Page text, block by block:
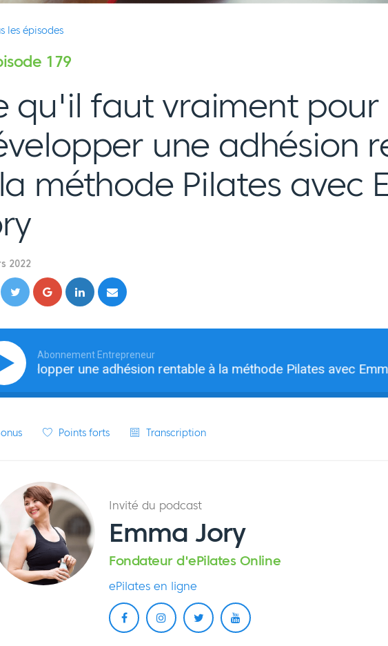
les épisodes
179
qu'il faut vraiment pour
une adhésion
méthode Pilates avec
2022
Abonnement Entrepreneur
une adhésion rentable à la méthode Pilates avec Emma
Points forts Transcription
Invité du podcast
Emma Jory
Fondateur d'ePilates Online
ePilates en ligne